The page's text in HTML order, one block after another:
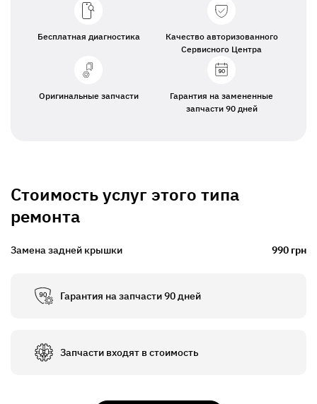
Бесплатная диагностика
Качество авторизованного
Сервисного Центра
Оригинальные запчасти
Гарантия на замененные
запчасти 90 дней
Стоимость услуг этого типа
ремонта
Замена задней крышки 990 грн
Гарантия на запчасти 90 дней
Запчасти входят в стоимость